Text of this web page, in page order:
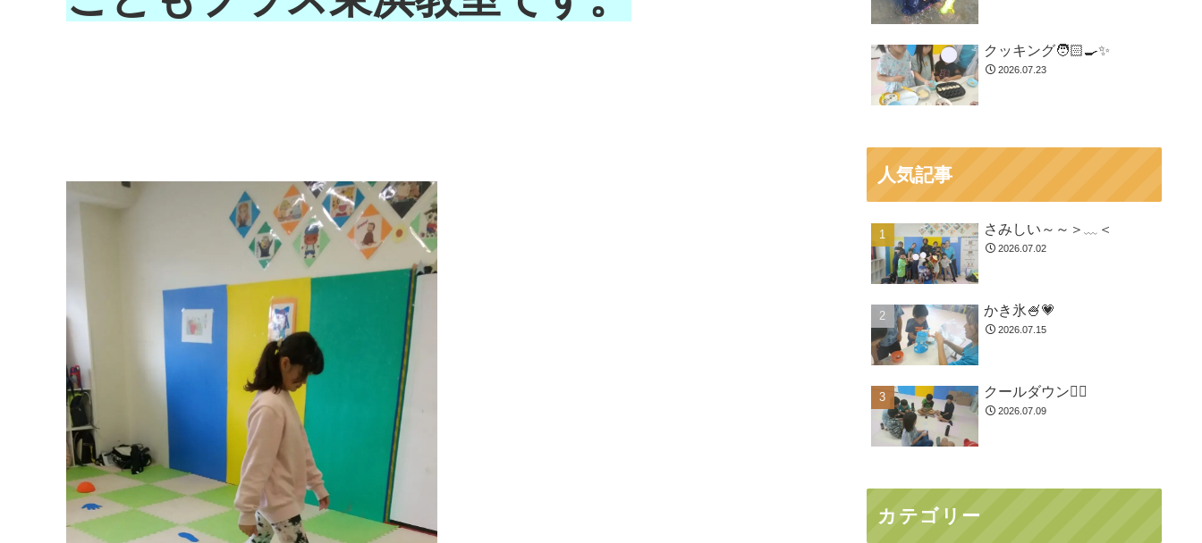
クッキング🧑🏻‍🍳✨
2026.07.23
人気記事
さみしい～～＞﹏＜
2026.07.02
かき氷🍧💗
2026.07.15
クールダウン😮‍💨
2026.07.09
カテゴリー